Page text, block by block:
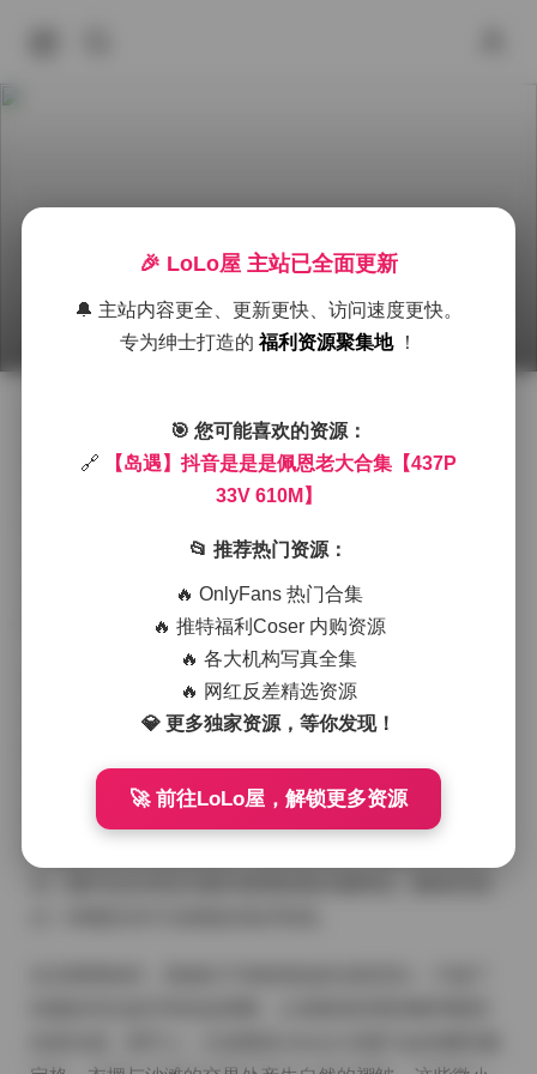
岛遇 抖音 是是是佩恩老大 资源合集 437P 33V 61
2026年6月28日 下午4:56 岛遇 岛遇
拿起相机的时候，脑海里第一个浮现的就是岛遇系列里
那抹独特的海风味道。是是是佩恩老大的形象在这套素
材里被反复捕捉，每一帧都像是把海边的薄雾与阳光按
纱，模特的侧脸在柔光里泛出微微的金色边缘，皮肤的
细腻质感在镜头下被无限放大，连指尖的微微颤动都清
拍摄现场并没有刻意布置复杂的道具，只是随手搭起一
条简易的木栈道，脚下是细腻的贝壳碎屑，远处是低沉
从容，她的眼神时而望向远方，时而低头笑意盈盈，仿
佛在与海风进行无声的对话。服装方面选择了几件轻薄
🎉 LoLo屋 主站已全面更新
🔔 主站内容更全、更新更快、访问速度更快。
专为绅士打造的福利资源聚集地 ！
🎯 您可能喜欢的资源：
🔗
【岛遇】抖音是是是佩恩老大合集【437P
33V 610M】
📂 推荐热门资源：
🔥 OnlyFans 热门合集
🔥 推特福利Coser 内购资源
🔥 各大机构写真全集
🔥 网红反差精选资源
💎 更多独家资源，等你发现！
🚀 前往LoLo屋，解锁更多资源